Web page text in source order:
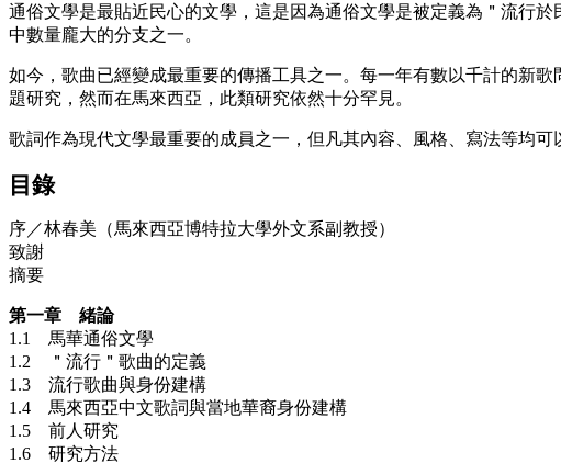
通俗文學是最貼近民心的文學，這是因為通俗文學是被定義為＂流行
中數量龐大的分支之一。
如今，歌曲已經變成最重要的傳播工具之一。每一年有數以千計的新
題研究，然而在馬來西亞，此類研究依然十分罕見。
歌詞作為現代文學最重要的成員之一，但凡其內容、風格、寫法等均可
目錄
序／林春美（馬來西亞博特拉大學外文系副教授）
致謝
摘要
第一章 緒論
1.1 馬華通俗文學
1.2 ＂流行＂歌曲的定義
1.3 流行歌曲與身份建構
1.4 馬來西亞中文歌詞與當地華裔身份建構
1.5 前人研究
1.6 研究方法